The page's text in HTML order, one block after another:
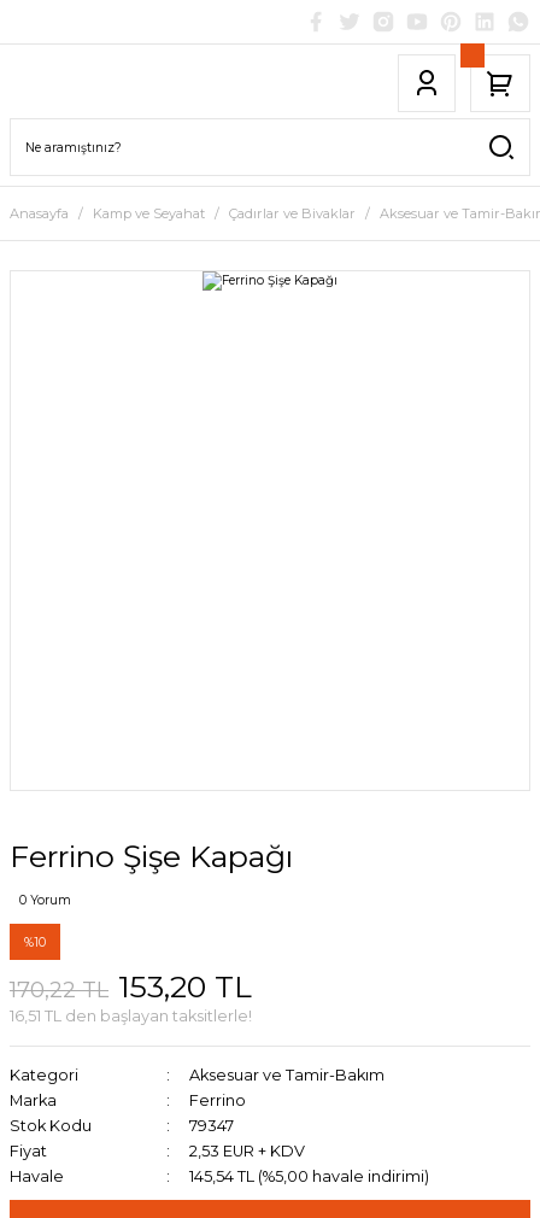
Anasayfa Kamp ve Seyahat Çadırlar ve Bivaklar Aksesuar ve Tamir-
Ferrino Şişe Kapağı
0 Yorum
%10
170,22 TL 153,20 TL
16,51 TL den başlayan taksitlerle!
Kategori
Aksesuar ve Tamir-Bakım
Marka
Ferrino
Stok Kodu
79347
Fiyat
2,53 EUR + KDV
Havale
145,54 TL (%5,00 havale indirimi)